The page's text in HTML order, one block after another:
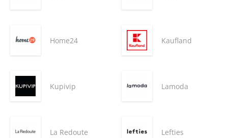
Home24 Kaufland
Kupivip Lamoda
La Redoute Lefties